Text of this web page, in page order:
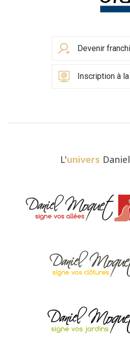
Devenir
Inscription à
L'univers